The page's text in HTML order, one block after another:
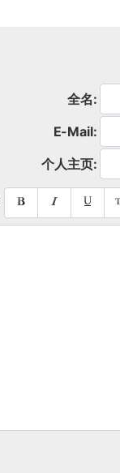
全名:
E-Mail:
个人主页: